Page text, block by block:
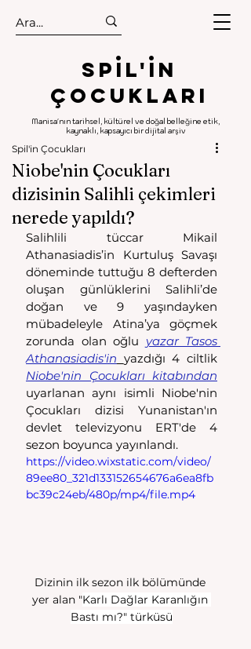
.
.
Spıl'in
Çocukları
Manisa'nın tarihsel, kültürel ve doğal belleğine etik,
kaynaklı, kapsayıcı bir dijital arşiv
Niobe'nin Çocukları
dizisinin Salihli çekimleri
nerede yapıldı?
Spil'in Çocukları
Salihlili tüccar Mikail
Athanasiadis’in Kurtuluş Savaşı
döneminde tuttuğu 8 defterden
oluşan günlüklerini Salihli’de
doğan ve 9 yaşındayken
mübadeleyle Atina’ya göçmek
zorunda olan oğlu yazar Tasos
Athanasiadis'in
Niobe'nin Çocukları kitabından
uyarlanan aynı isimli Niobe'nin
Çocukları dizisi Yunanistan'ın
devlet televizyonu ERT'de 4
sezon boyunca yayınlandı.
https://video.wixstatic.com/video/
89ee80_321d133152654676a6ea8fb
bc39c24eb/480p/mp4/file.mp4
Dizinin ilk sezon ilk bölümünde
yer alan "Karlı Dağlar Karanlığın
Bastı mı?" türküsü